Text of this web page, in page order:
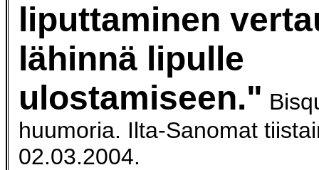
liputtaminen
lähinnä lipulle
ulostamiseen."
huumoria. Ilta-Sanomat
02.03.2004.